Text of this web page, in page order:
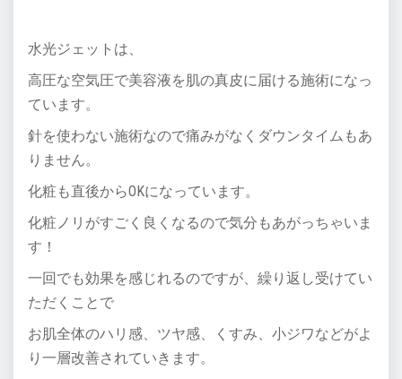
水光ジェットは、
高圧な空気圧で美容液を肌の真皮に届ける施術になっ
ています。
針を使わない施術なので痛みがなくダウンタイムもあ
りません。
化粧も直後からOKになっています。
化粧ノリがすごく良くなるので気分もあがっちゃいま
す！
一回でも効果を感じれるのですが、繰り返し受けてい
ただくことで
お肌全体のハリ感、ツヤ感、くすみ、小ジワなどがよ
り一層改善されていきます。